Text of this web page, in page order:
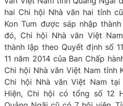
hai Chi hội Nhà văn hai tỉnh
Kon Tum được sáp nhập
đó, Chi hội Nhà văn Việt
thành lập theo Quyết định số
11 năm 2014 của Ban Chấp
Chi hội Nhà văn Việt Nam tỉnh
Chi hội Nhà văn Việt Nam tại
Hiện, Chi hội có tổng số 12